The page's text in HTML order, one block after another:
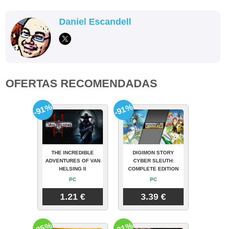
Daniel Escandell
OFERTAS RECOMENDADAS
THE INCREDIBLE
ADVENTURES OF VAN
HELSING II
PC
1.21 €
-91%
DIGIMON STORY
CYBER SLEUTH:
COMPLETE EDITION
PC
3.39 €
-91%